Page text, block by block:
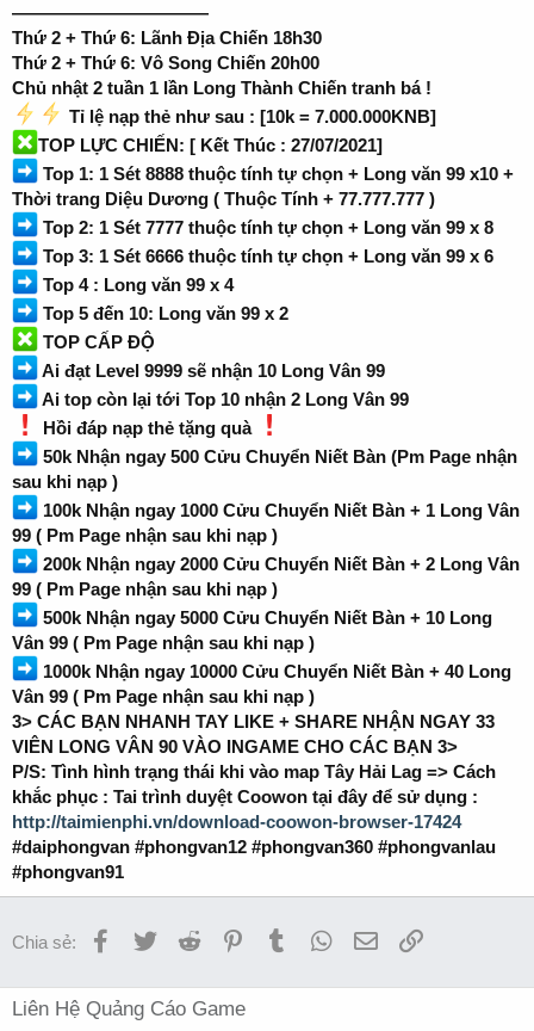
———————————
Thứ 2 + Thứ 6: Lãnh Địa Chiến 18h30
Thứ 2 + Thứ 6: Vô Song Chiến 20h00
Chủ nhật 2 tuần 1 lần Long Thành Chiến tranh bá !
Tỉ lệ nạp thẻ như sau : [10k = 7.000.000KNB]
TOP LỰC CHIẾN: [ Kết Thúc : 27/07/2021]
Top 1: 1 Sét 8888 thuộc tính tự chọn + Long văn 99 x10 +
Thời trang Diệu Dương ( Thuộc Tính + 77.777.777 )
Top 2: 1 Sét 7777 thuộc tính tự chọn + Long văn 99 x 8
Top 3: 1 Sét 6666 thuộc tính tự chọn + Long văn 99 x 6
Top 4 : Long văn 99 x 4
Top 5 đến 10: Long văn 99 x 2
TOP CẤP ĐỘ
Ai đạt Level 9999 sẽ nhận 10 Long Vân 99
Ai top còn lại tới Top 10 nhận 2 Long Vân 99
Hồi đáp nạp thẻ tặng quà
50k Nhận ngay 500 Cửu Chuyển Niết Bàn (Pm Page nhận
sau khi nạp )
100k Nhận ngay 1000 Cửu Chuyển Niết Bàn + 1 Long Vân
99 ( Pm Page nhận sau khi nạp )
200k Nhận ngay 2000 Cửu Chuyển Niết Bàn + 2 Long Vân
99 ( Pm Page nhận sau khi nạp )
500k Nhận ngay 5000 Cửu Chuyển Niết Bàn + 10 Long
Vân 99 ( Pm Page nhận sau khi nạp )
1000k Nhận ngay 10000 Cửu Chuyển Niết Bàn + 40 Long
Vân 99 ( Pm Page nhận sau khi nạp )
3> CÁC BẠN NHANH TAY LIKE + SHARE NHẬN NGAY 33
VIÊN LONG VÂN 90 VÀO INGAME CHO CÁC BẠN 3>
P/S: Tình hình trạng thái khi vào map Tây Hải Lag => Cách
khắc phục : Tai trình duyệt Coowon tại đây để sử dụng :
http://taimienphi.vn/download-coowon-browser-17424
#daiphongvan #phongvan12 #phongvan360 #phongvanlau
#phongvan91
Chia sẻ: Facebook
TwitterReddit PinterestTumblrWhatsApp
EmailLink
Liên Hệ Quảng Cáo Game